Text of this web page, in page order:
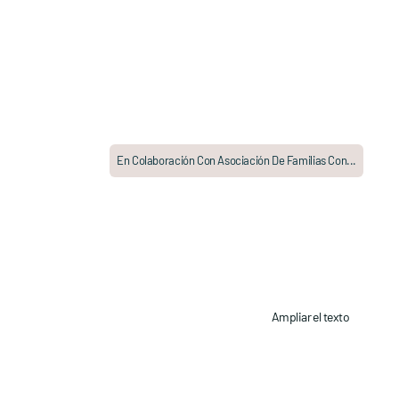
En Colaboración Con Asociación De Familias Con...
Ampliar el texto